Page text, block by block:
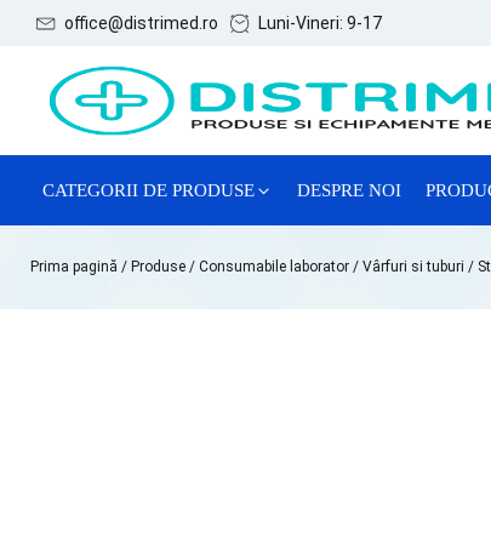
office@distrimed.ro Luni-Vineri: 9-17
CATEGORII DE PRODUSE
ACE, SERINGI ȘI ACCESORII
CONSUMABILE GENERALE
DESPRE NOI
Prima pagină / Produse / Consumabile laborator / Vârfuri si tuburi /